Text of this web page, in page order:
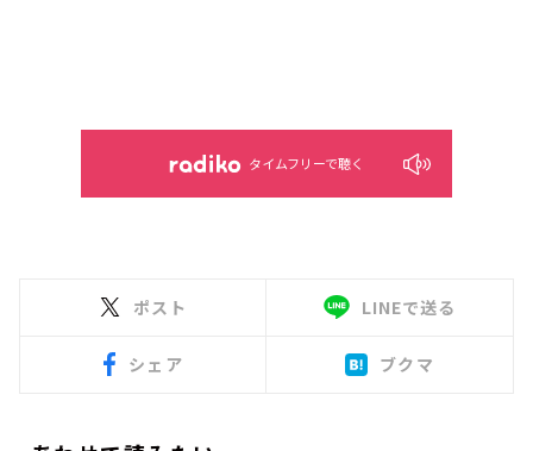
タイムフリーで聴く
ポスト LINEで送る
シェア ブクマ